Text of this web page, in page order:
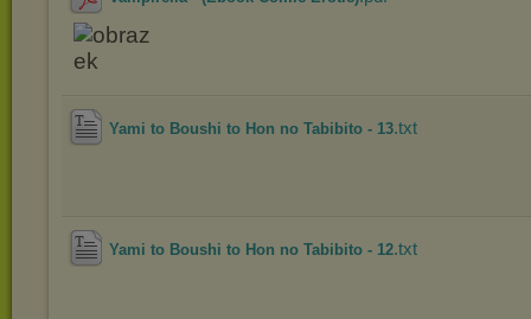
Yami to Boushi to Hon no Tabibito - 13.txt
Yami to Boushi to Hon no Tabibito - 12.txt